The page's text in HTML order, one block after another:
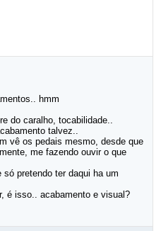
hmm
do caralho, tocabilidade..
talvez..
vê os pedais mesmo, desde que
me fazendo ouvir o que
pretendo ter daqui ha um
é isso.. acabamento e visual?